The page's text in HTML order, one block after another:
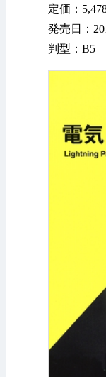
定価：
発売日：
判型：B5